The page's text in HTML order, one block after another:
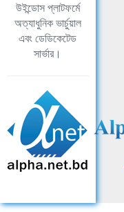
উইন্ডোস প্লাটফর্মে
অত্যাধুনিক ভার্চুয়াল
এবং ডেডিকেটেড
সার্ভার।